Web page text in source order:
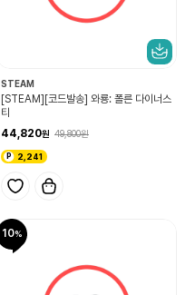
STEAM
[STEAM][코드발송] 와룡: 폴른 다이너스
티
44,820
49,800
2,241
10